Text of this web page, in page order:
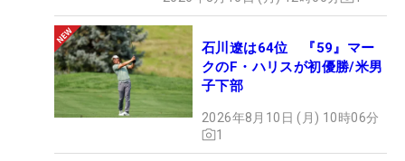
石川遼は64位 『59』マー
クのF・ハリスが初優勝/米男
子下部
2026年8月10日 (月) 10時06分
1